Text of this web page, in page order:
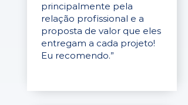
principalmente pela
relação profissional e a
proposta de valor que eles
entregam a cada projeto!
Eu recomendo.”